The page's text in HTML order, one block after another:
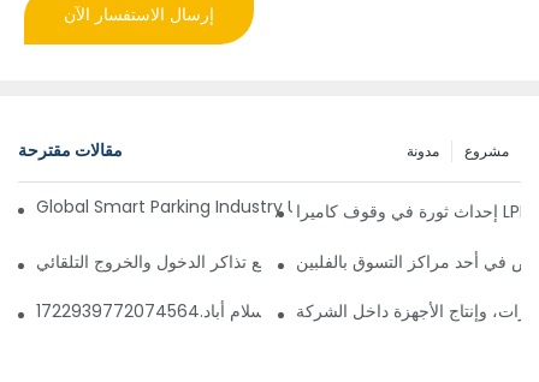
إرسال الاستفسار الآن
مقالات مقترحة مشروع مدونة
Global Smart Parking Industry Update for Third Quarter of
مواقف السيارات الذكي وآلة دفع تذاكر الدخول والخروج التلقائي
في أحد مراكز التسوق بالفلبين
السيارات قريبًا في إسلام أباد.1722939772074564
وإنتاج الأجهزة داخل الشركة